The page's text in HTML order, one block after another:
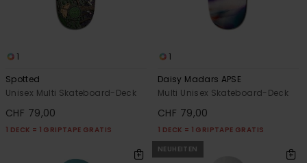
1
Spotted
Unisex Multi Skateboard-Deck
CHF 79,00
1 DECK = 1 GRIPTAPE GRATIS
1
Daisy Madars APSE
Multi Unisex Skateboard-Deck
CHF 79,00
1 DECK = 1 GRIPTAPE GRATIS
NEUHEITEN